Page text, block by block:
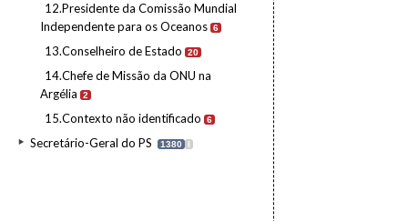
12.Presidente da Comissão Mundial
Independente para os Oceanos 6
13.Conselheiro de Estado 20
14.Chefe de Missão da ONU na
Argélia
2
15.Contexto não identificado 6
Secretário-Geral do PS 1380 I